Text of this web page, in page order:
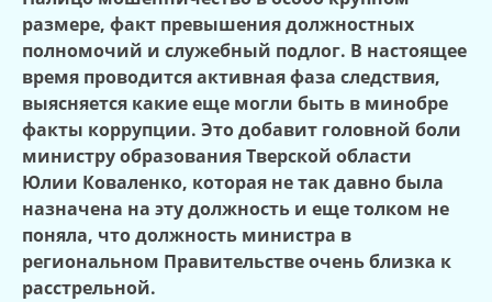
размере, факт превышения должностных
полномочий и служебный подлог. В настоящее
время проводится активная фаза следствия,
выясняется какие еще могли быть в минобре
факты коррупции. Это добавит головной боли
министру образования Тверской области
Юлии Коваленко, которая не так давно была
назначена на эту должность и еще толком не
поняла, что должность министра в
региональном Правительстве очень близка к
расстрельной.